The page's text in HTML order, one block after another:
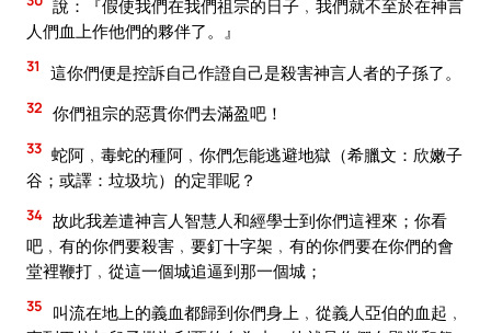
說：『假使我們在我們祖宗的日子﹐我們就不至於在神言
人們血上作他們的夥伴了。』
31 這你們便是控訴自己作證自己是殺害神言人者的子孫了。
32 你們祖宗的惡貫你們去滿盈吧！
33 蛇阿﹐毒蛇的種阿﹐你們怎能逃避地獄（希臘文：欣嫩子
谷；或譯：垃圾坑）的定罪呢？
34 故此我差遣神言人智慧人和經學士到你們這裡來；你看
吧﹐有的你們要殺害﹐要釘十字架﹐有的你們要在你們的會
堂裡鞭打﹐從這一個城追逼到那一個城；
35
叫流在地上的義血都歸到你們身上﹐從義人亞伯的血起﹐